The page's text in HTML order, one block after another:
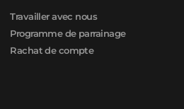
Travailler avec nous
Programme de parrainage
Rachat de compte